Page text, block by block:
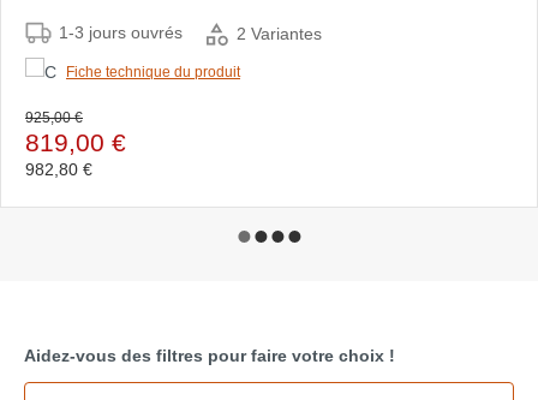
1-3 jours ouvrés 2 Variantes
Fiche technique du produit
925,00 €
819,00 €
982,80 €
Aidez-vous des filtres pour faire votre choix !